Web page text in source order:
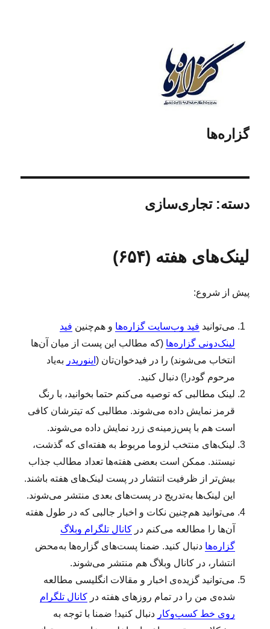
گزاره‌ها
دسته:تجاری‌سازی
لینک‌های هفته (۶۵۴)
پیش از شروع:
می‌توانید فید وب‌سایت گزاره‌ها و هم‌چنین فید
لینک‌دونی گزاره‌ها (که مطالب این پست از میان آن‌ها
انتخاب می‌شوند) را در فیدخوان‌تان ( اینوریدر به‌یاد
مرحوم گودر!) دنبال کنید.
لینک‌ مطالبی که توصیه می‌کنم حتما بخوانید، با رنگ
قرمز نمایش داده می‌شوند. مطالبی که تیترشان کافی
است هم با پس‌زمینه‌ی زرد نمایش داده می‌شوند.
لینک‌‌های منتخب لزوما مربوط به هفته‌ای که گذشت،
نیستند. ممکن است بعضی هفته‌ها تعداد مطالب جذاب
بیش‌تر از ظرفیت انتشار در پست لینک‌های هفته باشند.
این لینک‌ها به‌تدریج در پست‌های بعدی منتشر می‌شوند.
می‌توانید هم‌چنین نکات و اخبار جالبی که در طول هفته
آن‌ها را مطالعه می‌کنم درکانال تلگرام وبلاگ
گزاره‌ها دنبال کنید. ضمنا پست‌های گزاره‌ها به‌محض
انتشار، در کانال وبلاگ هم منتشر می‌شوند.
می‌توانید گزیده‌ی اخبار و مقالات انگلیسی مطالعه‌
شده‌ی من را در تمام روزهای هفته درکانال تلگرام
روی خط کسب‌وکار دنبال کنید! ضمنا با توجه به